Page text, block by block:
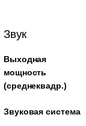
Звук
Выходная
мощность
(среднеквадр.)
Звуковая система